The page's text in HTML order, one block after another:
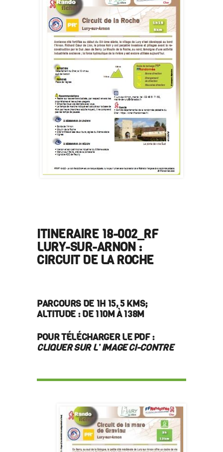
ITINERAIRE 18-002_RF
LURY-SUR-ARNON :
CIRCUIT DE LA ROCHE
PARCOURS DE 1H 15, 5 KMS;
ALTITUDE : DE 110M À 138M
POUR TÉLÉCHARGER LE PDF :
CLIQUER SUR L’ IMAGE CI-CONTRE